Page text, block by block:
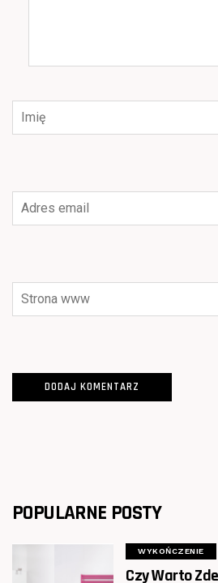
POPULARNE POSTY
WYKOŃCZENIE
Czy Warto